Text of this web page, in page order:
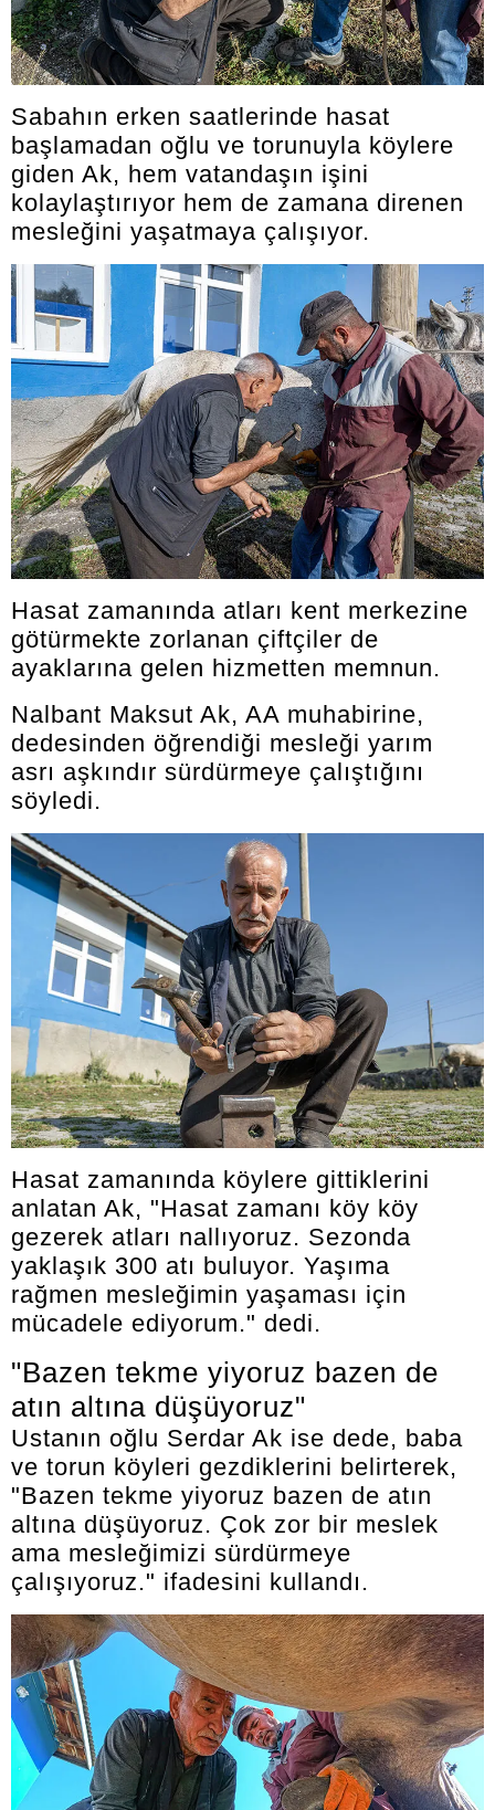
Sabahın erken saatlerinde hasat
başlamadan oğlu ve torunuyla köylere
giden Ak, hem vatandaşın işini
kolaylaştırıyor hem de zamana direnen
mesleğini yaşatmaya çalışıyor.
Hasat zamanında atları kent merkezine
götürmekte zorlanan çiftçiler de
ayaklarına gelen hizmetten memnun.
Nalbant Maksut Ak, AA muhabirine,
dedesinden öğrendiği mesleği yarım
asrı aşkındır sürdürmeye çalıştığını
söyledi.
Hasat zamanında köylere gittiklerini
anlatan Ak, "Hasat zamanı köy köy
gezerek atları nallıyoruz. Sezonda
yaklaşık 300 atı buluyor. Yaşıma
rağmen mesleğimin yaşaması için
mücadele ediyorum." dedi.
"Bazen tekme yiyoruz bazen de
atın altına düşüyoruz"
Ustanın oğlu Serdar Ak ise dede, baba
ve torun köyleri gezdiklerini belirterek,
"Bazen tekme yiyoruz bazen de atın
altına düşüyoruz. Çok zor bir meslek
ama mesleğimizi sürdürmeye
çalışıyoruz." ifadesini kullandı.